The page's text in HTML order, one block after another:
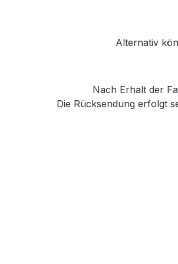
Alternativ
Nach Erhalt der
Die Rücksendung erfolgt